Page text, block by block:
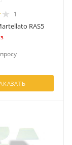
1
RAS5